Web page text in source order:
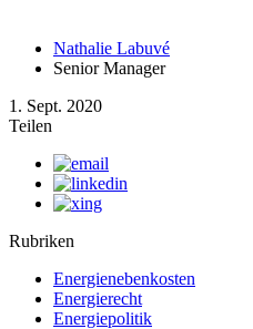
Nathalie Labuvé
Senior Manager
1. Sept. 2020
Teilen
Rubriken
Energienebenkosten
Energierecht
Energiepolitik